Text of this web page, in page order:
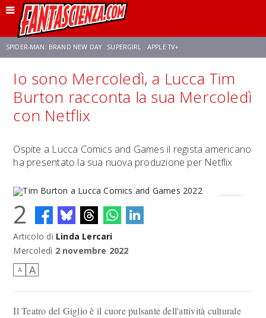
SPIDER-MAN: BRAND NEW DAY SUPERGIRL APPLE TV+
FRANCO RICCIARDIELLO ZENDAYA STAR TREK AVENGERS: DOOMSDAY
Io sono Mercoledì, a Lucca Tim
Burton racconta la sua Mercoledì
con Netflix
Ospite a Lucca Comics and Games il regista americano
ha presentato la sua nuova produzione per Netflix
Tim Burton a Lucca Comics and Games 2022
2
Articolo di Linda Lercari
Mercoledì 2 novembre 2022
A A
Il Teatro del Giglio è il cuore pulsante dell'attività culturale